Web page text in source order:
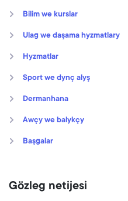
Bilim we kurslar
Ulag we daşama hyzmatlary
Hyzmatlar
Sport we dynç alyş
Dermanhana
Awçy we balykçy
Başgalar
Gözleg netijesi